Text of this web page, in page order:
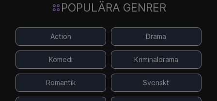
POPULÄRA GENRER
Action Drama
Komedi Kriminaldrama
Romantik Svenskt